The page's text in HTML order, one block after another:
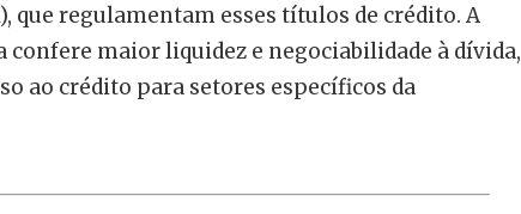
que regulamentam esses títulos de crédito. A
confere maior liquidez e negociabilidade à dívida,
ao crédito para setores específicos da